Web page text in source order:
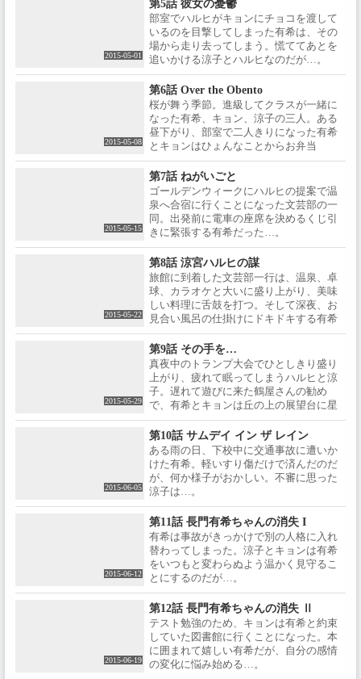
2015-05-01
第5話 彼女の憂鬱
部室でハルヒがキョンにチョコを渡して
いるのを目撃してしまった有希は、その
場から走り去ってしまう。慌ててあとを
追いかける涼子とハルヒなのだが…。
2015-05-08
第6話 Over the Obento
桜が舞う季節。進級してクラスが一緒に
なった有希、キョン、涼子の三人。ある
昼下がり、部室で二人きりになった有希
とキョンはひょんなことからお弁当
を…。
2015-05-15
第7話 ねがいごと
ゴールデンウィークにハルヒの提案で温
泉へ合宿に行くことになった文芸部の一
同。出発前に電車の座席を決めるくじ引
きに緊張する有希だった…。
2015-05-22
第8話 涼宮ハルヒの謀
旅館に到着した文芸部一行は、温泉、卓
球、カラオケと大いに盛り上がり、美味
しい料理に舌鼓を打つ。そして深夜、お
見合い風呂の仕掛けにドキドキする有希
とキョンは…。
2015-05-29
第9話 その手を…
真夜中のトランプ大会でひとしきり盛り
上がり、疲れて眠ってしまうハルヒと涼
子。遅れて遊びに来た鶴屋さんの勧め
で、有希とキョンは丘の上の展望台に星
を観に行くことに…。
2015-06-05
第10話 サムデイ イン ザ レイン
ある雨の日、下校中に交通事故に遭いか
けた有希。軽いすり傷だけで済んだのだ
が、何か様子がおかしい。不審に思った
涼子は…。
2015-06-12
第11話 長門有希ちゃんの消失 I
有希は事故がきっかけで別の人格に入れ
替わってしまった。涼子とキョンは有希
をいつもと変わらぬよう温かく見守るこ
とにするのだが…。
2015-06-19
第12話 長門有希ちゃんの消失 Ⅱ
テスト勉強のため、キョンは有希と約束
していた図書館に行くことになった。本
に囲まれて嬉しい有希だが、自分の感情
の変化に悩み始める…。